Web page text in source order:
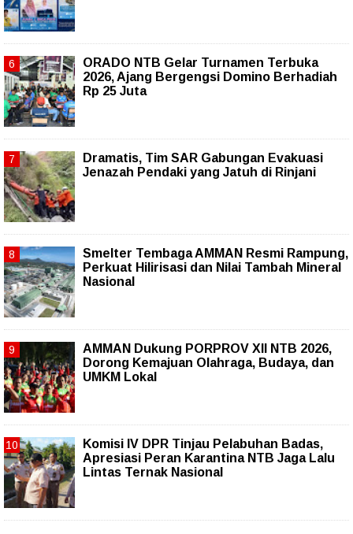
ORADO NTB Gelar Turnamen Terbuka
2026, Ajang Bergengsi Domino Berhadiah
Rp 25 Juta
Dramatis, Tim SAR Gabungan Evakuasi
Jenazah Pendaki yang Jatuh di Rinjani
Smelter Tembaga AMMAN Resmi Rampung,
Perkuat Hilirisasi dan Nilai Tambah Mineral
Nasional
AMMAN Dukung PORPROV XII NTB 2026,
Dorong Kemajuan Olahraga, Budaya, dan
UMKM Lokal
Komisi IV DPR Tinjau Pelabuhan Badas,
Apresiasi Peran Karantina NTB Jaga Lalu
Lintas Ternak Nasional